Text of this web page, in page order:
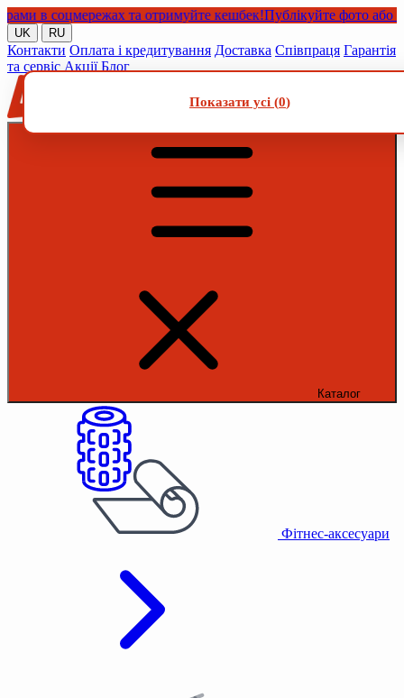
в соцмережах та отримуйте кешбек!Публікуйте фото або
UK RU
Контакти Оплата і кредитування Доставка Співпраця Гарантія
та сервіс Акції Блог
Каталог
Фітнес-аксесуари
Показати усі (0)